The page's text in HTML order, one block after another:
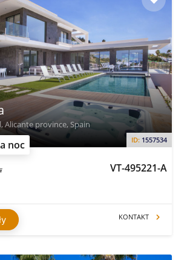
noc ID: 1557534
VT-495221-A
Alicante province, Spain
KONTAKT